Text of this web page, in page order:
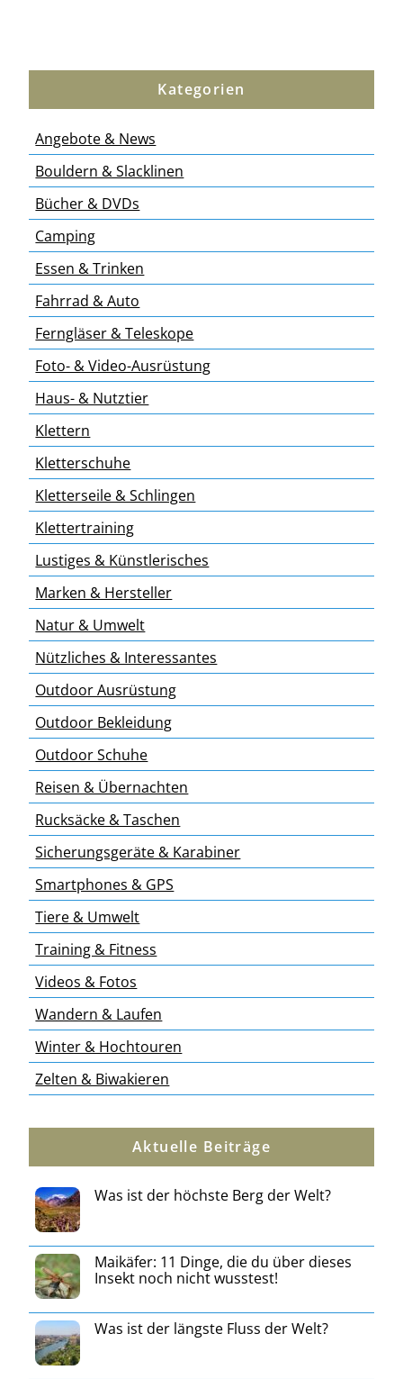
Kategorien
Angebote & News
Bouldern & Slacklinen
Bücher & DVDs
Camping
Essen & Trinken
Fahrrad & Auto
Ferngläser & Teleskope
Foto- & Video-Ausrüstung
Haus- & Nutztier
Klettern
Kletterschuhe
Kletterseile & Schlingen
Klettertraining
Lustiges & Künstlerisches
Marken & Hersteller
Natur & Umwelt
Nützliches & Interessantes
Outdoor Ausrüstung
Outdoor Bekleidung
Outdoor Schuhe
Reisen & Übernachten
Rucksäcke & Taschen
Sicherungsgeräte & Karabiner
Smartphones & GPS
Tiere & Umwelt
Training & Fitness
Videos & Fotos
Wandern & Laufen
Winter & Hochtouren
Zelten & Biwakieren
Aktuelle Beiträge
Was ist der höchste Berg der Welt?
Maikäfer: 11 Dinge, die du über dieses
Insekt noch nicht wusstest!
Was ist der längste Fluss der Welt?